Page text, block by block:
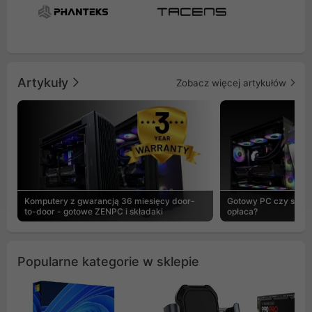
Artykuły Zobacz więcej artykułów
Komputery z gwarancją 36 miesięcy door-
to-door - gotowe ZENPC i składaki
Gotowy PC czy
opłaca?
Popularne kategorie w sklepie